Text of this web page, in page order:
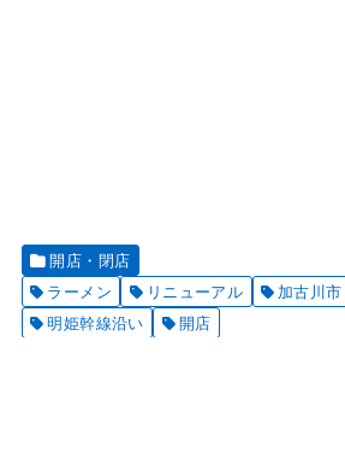
開店・閉店
ラーメン
リニューアル 加古川市
明姫幹線沿い
開店